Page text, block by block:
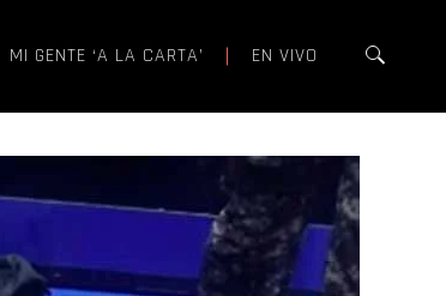
MI GENTE ‘A LA CARTA’ EN VIVO